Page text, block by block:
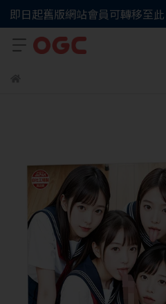
即日起舊版網站會員可轉移至